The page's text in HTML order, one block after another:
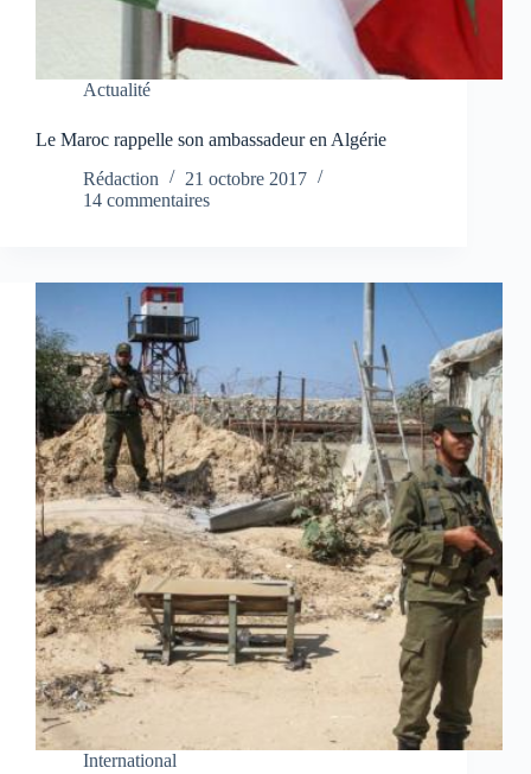
Actualité
Le Maroc rappelle son ambassadeur en Algérie
Rédaction
21 octobre 2017
14 commentaires
International